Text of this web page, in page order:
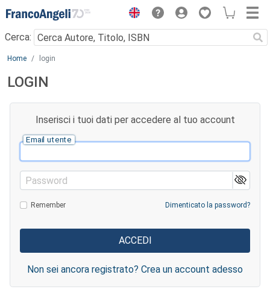
Menu
Cerca:
Main content
Home login
LOGIN
Inserisci i tuoi dati per accedere al tuo account
Email utente
Password
Remember Dimenticato la password?
Non sei ancora registrato? Crea un account adesso